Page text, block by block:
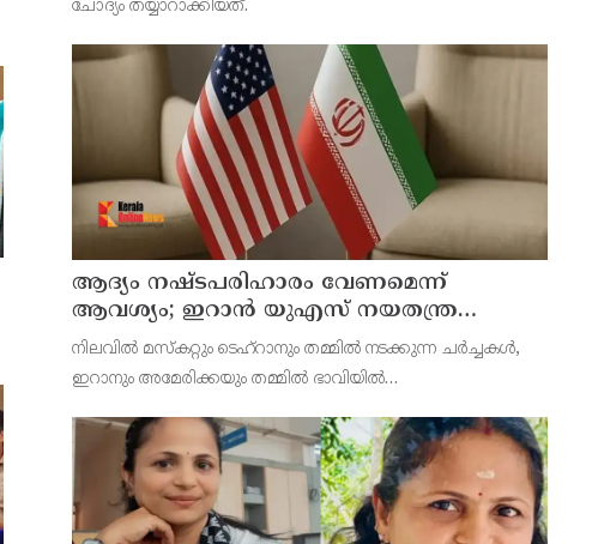
ചോദ്യം തയ്യാറാക്കിയത്.
ആദ്യം നഷ്ടപരിഹാരം വേണമെന്ന്
ആവശ്യം; ഇറാന്‍ യുഎസ് നയതന്ത്ര
നീക്കങ്ങളില്‍ അനിശ്ചിതത്വം
നിലവില്‍ മസ്‌കറ്റും ടെഹ്റാനും തമ്മില്‍ നടക്കുന്ന ചര്‍ച്ചകള്‍,
ഇറാനും അമേരിക്കയും തമ്മില്‍ ഭാവിയില്‍
ഘട്ടമായാണ് നിരീക്ഷകര്‍ കാണുന്നത്.